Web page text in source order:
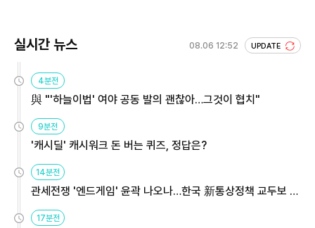
실시간 뉴스 08.06 12:52 UPDATE
4분전
與 "'하늘이법' 여야 공동 발의 괜찮아…그것이 협치"
9분전
'캐시딜' 캐시워크 돈 버는 퀴즈, 정답은?
14분전
관세전쟁 '엔드게임' 윤곽 나오나…한국 新통상정책 교두보 활
17분전